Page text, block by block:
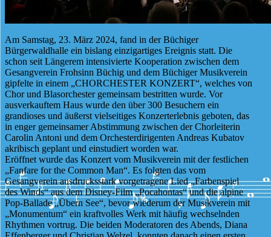
Am Samstag, 23. März 2024, fand in der Büchiger
Bürgerwaldhalle ein bislang einzigartiges Ereignis statt. Die
schon seit Längerem intensivierte Kooperation zwischen dem
Gesangverein Frohsinn Büchig und dem Büchiger Musikverein
gipfelte in einem „CHORCHESTER KONZERT“, welches von
Chor und Blasorchester gemeinsam bestritten wurde. Vor
ausverkauftem Haus wurde den über 300 Besuchern ein
grandioses und äußerst vielseitiges Konzerterlebnis geboten, das
in enger gemeinsamer Abstimmung zwischen der Chorleiterin
Carolin Antoni und dem Orchesterdirigenten Andreas Kubatov
akribisch geplant und einstudiert worden war.
Eröffnet wurde das Konzert vom Musikverein mit der festlichen
„Fanfare for the Common Man“. Es folgten das vom
Gesangverein ausdrucksstark vorgetragene Lied „Farbenspiel
des Winds“ aus dem Disney-Film „Pocahontas“ und die alpine
Pop-Ballade „Übern See“, bevor wiederum der Musikverein mit
„Monumentum“ ein kraftvolles Werk mit häufig wechselnden
Rhythmen vortrug. Die beiden Moderatoren des Abends, Diana